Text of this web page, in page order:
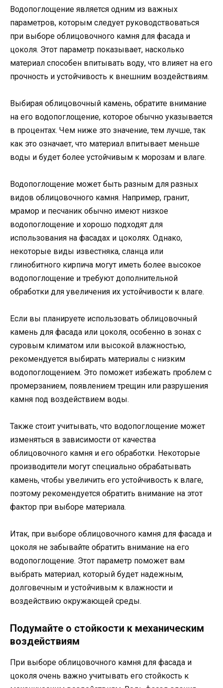
Водопоглощение является одним из важных
параметров, которым следует руководствоваться
при выборе облицовочного камня для фасада и
цоколя. Этот параметр показывает, насколько
материал способен впитывать воду, что влияет на его
прочность и устойчивость к внешним воздействиям.
Выбирая облицовочный камень, обратите внимание
на его водопоглощение, которое обычно указывается
в процентах. Чем ниже это значение, тем лучше, так
как это означает, что материал впитывает меньше
воды и будет более устойчивым к морозам и влаге.
Водопоглощение может быть разным для разных
видов облицовочного камня. Например, гранит,
мрамор и песчаник обычно имеют низкое
водопоглощение и хорошо подходят для
использования на фасадах и цоколях. Однако,
некоторые виды известняка, сланца или
глинобитного кирпича могут иметь более высокое
водопоглощение и требуют дополнительной
обработки для увеличения их устойчивости к влаге.
Если вы планируете использовать облицовочный
камень для фасада или цоколя, особенно в зонах с
суровым климатом или высокой влажностью,
рекомендуется выбирать материалы с низким
водопоглощением. Это поможет избежать проблем с
промерзанием, появлением трещин или разрушения
камня под воздействием воды.
Также стоит учитывать, что водопоглощение может
изменяться в зависимости от качества
облицовочного камня и его обработки. Некоторые
производители могут специально обрабатывать
камень, чтобы увеличить его устойчивость к влаге,
поэтому рекомендуется обратить внимание на этот
фактор при выборе материала.
Итак, при выборе облицовочного камня для фасада и
цоколя не забывайте обратить внимание на его
водопоглощение. Этот параметр поможет вам
выбрать материал, который будет надежным,
долговечным и устойчивым к влажности и
воздействию окружающей среды.
Подумайте о стойкости к механическим
воздействиям
При выборе облицовочного камня для фасада и
цоколя очень важно учитывать его стойкость к